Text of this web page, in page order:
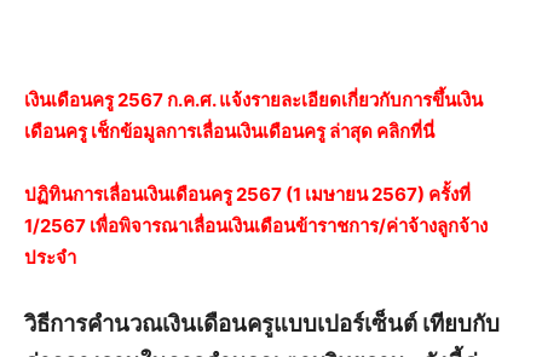
เงินเดือนครู 2567 ก.ค.ศ. แจ้งรายละเอียดเกี่ยวกับการขึ้นเงิน
เดือนครู เช็กข้อมูลการเลื่อนเงินเดือนครู ล่าสุด คลิกที่นี่
ปฏิทินการเลื่อนเงินเดือนครู 2567 (1 เมษายน 2567) ครั้งที่
1/2567 เพื่อพิจารณาเลื่อนเงินเดือนข้าราชการ/ค่าจ้างลูกจ้าง
ประจำ
วิธีการคำนวณเงินเดือนครูแบบเปอร์เซ็นต์ เทียบกับ